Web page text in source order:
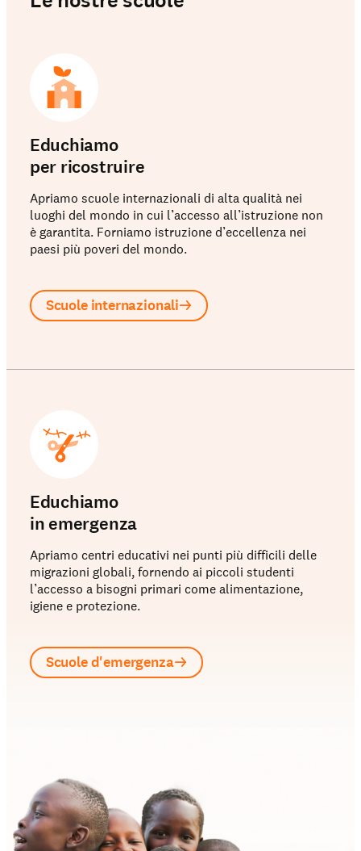
Educhiamo
per ricostruire
Apriamo scuole internazionali di alta qualità nei
luoghi del mondo in cui l’accesso all’istruzione non
è garantita. Forniamo istruzione d’eccellenza nei
paesi più poveri del mondo.
Scuole internazionali
Educhiamo
in emergenza
Apriamo centri educativi nei punti più difficili delle
migrazioni globali, fornendo ai piccoli studenti
l’accesso a bisogni primari come alimentazione,
igiene e protezione.
Scuole d'emergenza